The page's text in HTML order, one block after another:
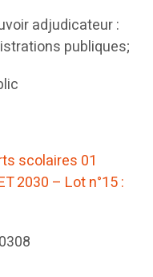
adjudicateur :
publiques;
scolaires 01
2030 – Lot n°15 :